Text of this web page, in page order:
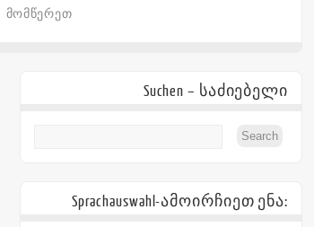
ᲛᲝᲛᲬᲔᲠᲔᲗ
Suchen – საძიებელი
Sprachauswahl-ამოირჩიეთ ენა: